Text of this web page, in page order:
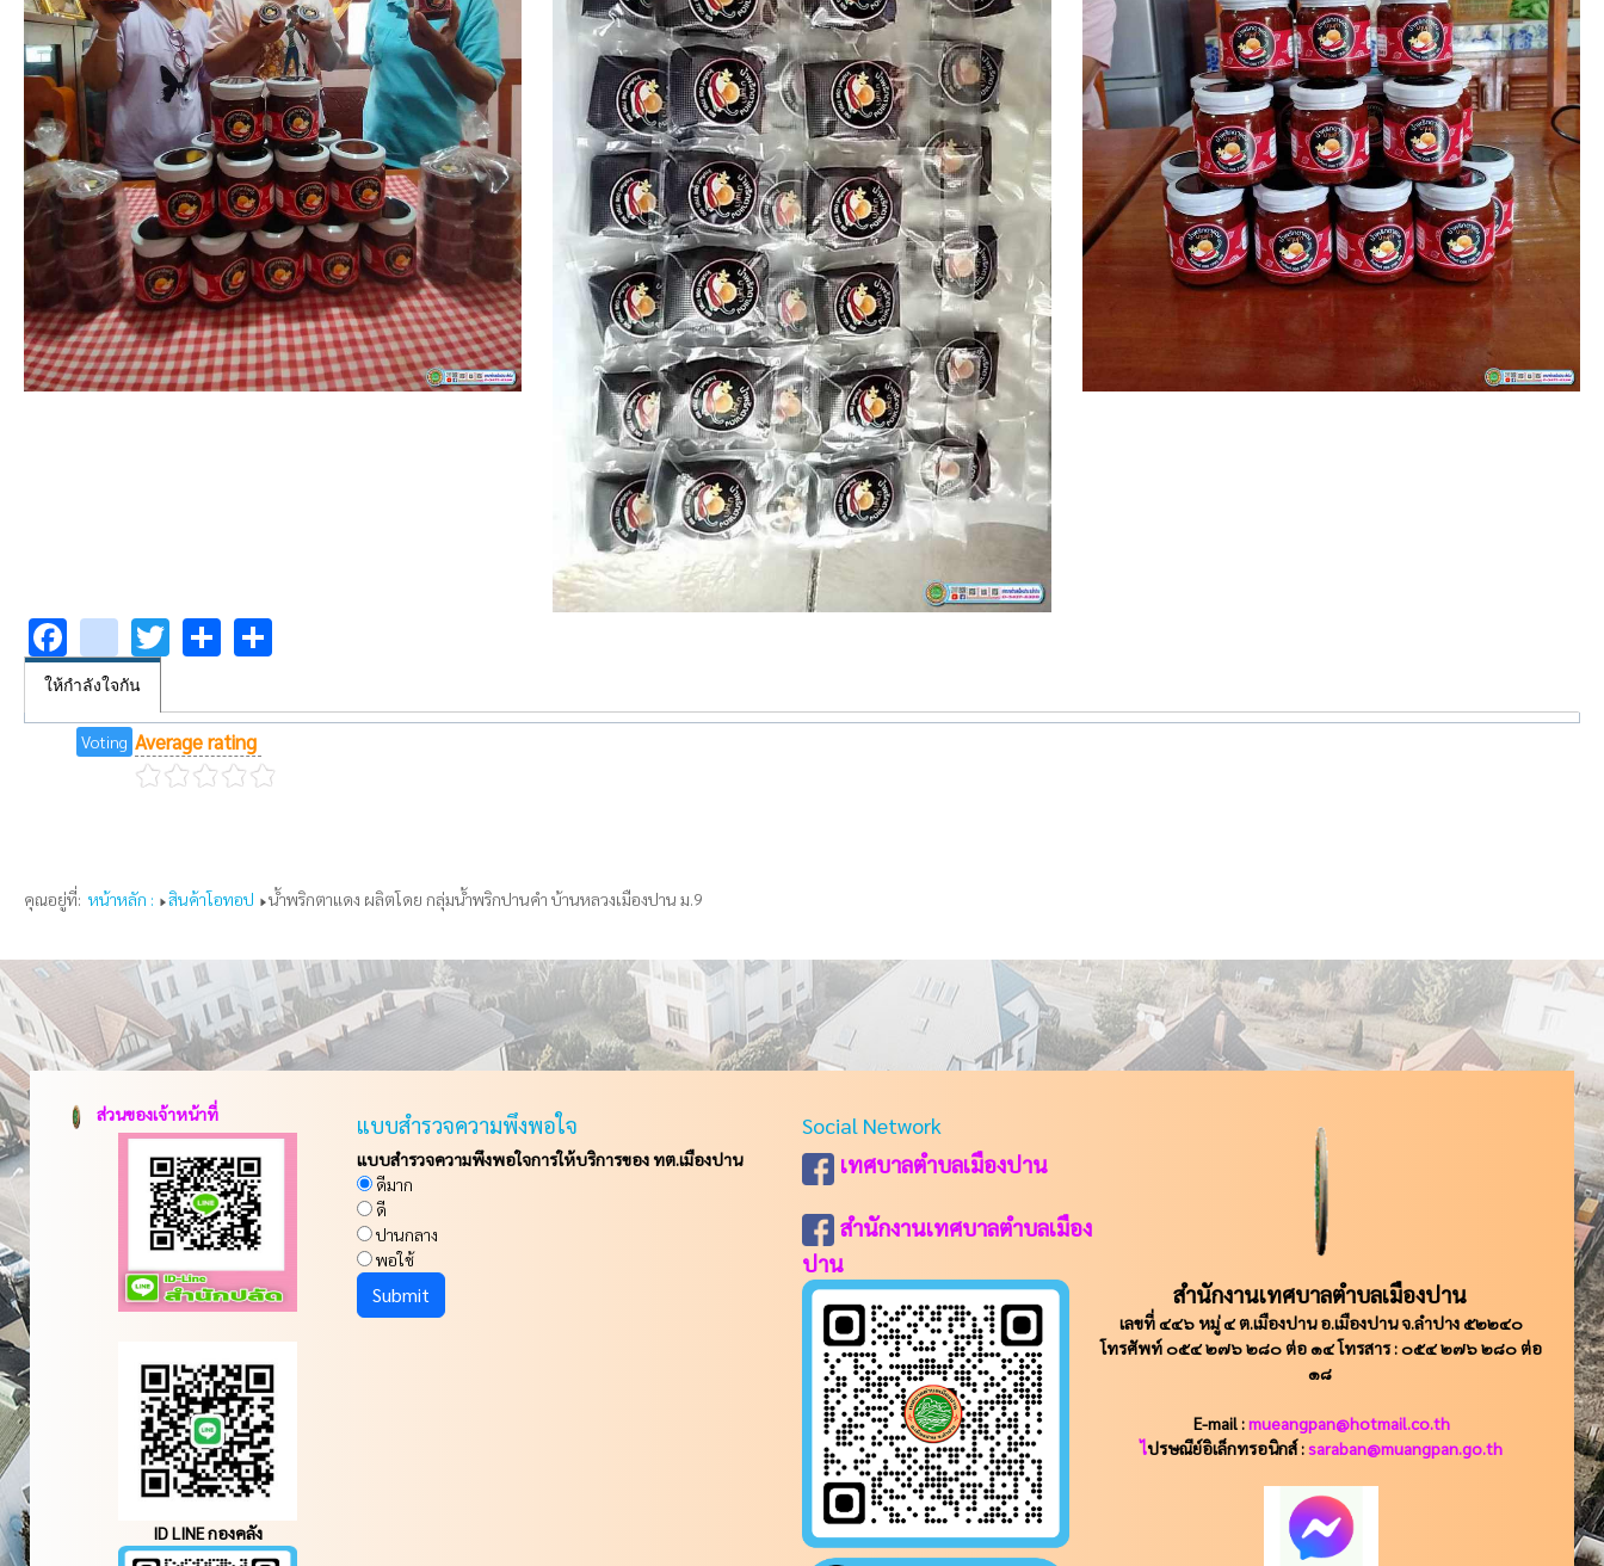
Facebook
youtube
Twitter
Share
ให้กำลังใจกัน
Voting Average rating
คุณอยู่ที่: หน้าหลัก : สินค้าโอทอป น้ำพริกตาแดง ผลิตโดย กลุ่มน้ำพริกปานคำ บ้านหลวงเมืองปาน ม.9
ส่วนของเจ้าหน้าที่
ID LINE กองคลัง
แบบสำรวจความพึงพอใจ
แบบสำรวจความพึงพอใจการให้บริการของ ทต.เมืองปาน
ดีมาก
ดี
ปานกลาง
พอใช้
Social Network
เทศบาลตำบลเมืองปาน
สำนักงานเทศบาลตำบลเมือง
ปาน
สำนักงานเทศบาลตำบลเมืองปาน
เลขที่ ๔๔๖ หมู่ ๔ ต.เมืองปาน อ.เมืองปาน จ.ลำปาง ๕๒๒๔๐
โทรศัพท์ ๐๕๔ ๒๗๖ ๒๘๐ ต่อ ๑๔ โทรสาร : ๐๕๔ ๒๗๖ ๒๘๐ ต่อ
๑๘
E-mail :mueangpan@hotmail.co.th
ไปรษณีย์อิเล็กทรอนิกส์ :saraban@muangpan.go.th